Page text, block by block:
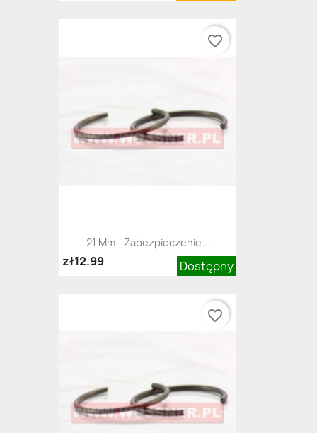
21 Mm - Zabezpieczenie...
Dostępny
zł12.99
favorite_border
favorite_border